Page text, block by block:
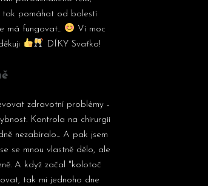
tak pomáhat od bolestí
má fungovat...
Ví moc
DÍKY Svaťko!
zdravotní problémy -
Kontrola na chirurgii
nezabíralo... A pak jsem
se mnou vlastně dělo, ale
A když začal "kolotoč
tak mi jednoho dne